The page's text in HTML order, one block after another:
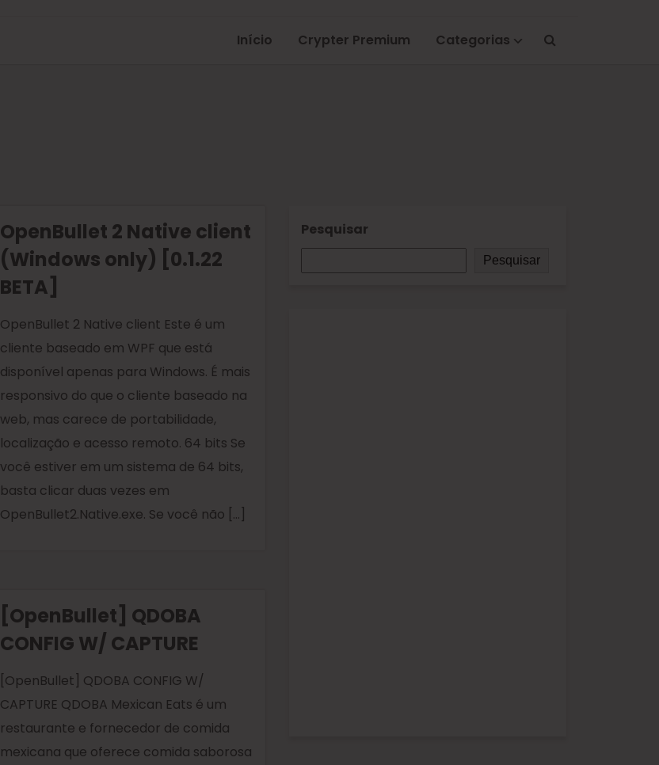
Início Crypter Premium Categorias
OpenBullet 2 Native client
(Windows only) [0.1.22
BETA]
OpenBullet 2 Native client Este é um
cliente baseado em WPF que está
disponível apenas para Windows. É mais
responsivo do que o cliente baseado na
web, mas carece de portabilidade,
localização e acesso remoto. 64 bits Se
você estiver em um sistema de 64 bits,
basta clicar duas vezes em
OpenBullet2.Native.exe. Se você não […]
[OpenBullet] QDOBA
CONFIG W/ CAPTURE
[OpenBullet] QDOBA CONFIG W/
CAPTURE QDOBA Mexican Eats é um
restaurante e fornecedor de comida
mexicana que oferece comida saborosa
Pesquisar
Pesquisar